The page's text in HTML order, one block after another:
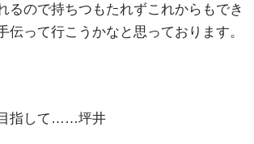
るので持ちつもたれずこれからもでき
伝って行こうかなと思っております。
指して……坪井